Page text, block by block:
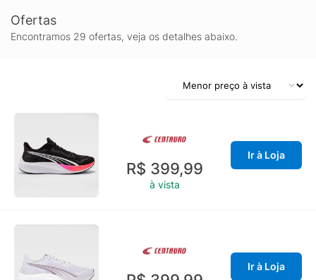
Ofertas
Encontramos 29 ofertas, veja os detalhes abaixo.
R$ 399,99
à vista
Ir à Loja
Ir à Loja